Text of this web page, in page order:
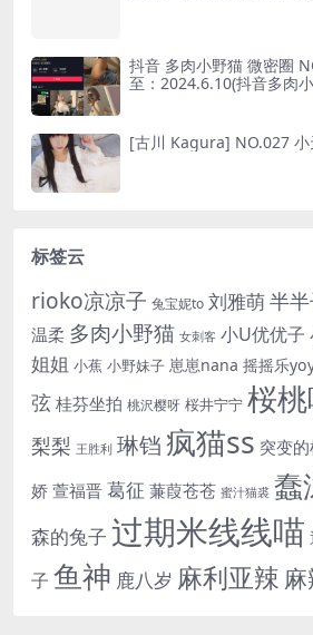
抖音 多肉小野猫 微密圈
至：2024.6.10(抖音多肉
[古川 Kagura] NO.027
标签云
rioko凉凉子 兔宝妮to 刘雅萌半
温柔 多肉小野猫 女刺客 小U优优子
姐姐 小蕉 小野妹子 崽崽nana 摇摇乐
弦 桂芬坐拍 桃沢樱呀 桜井宁宁 桜
梨梨 王胜利 琳铛疯猫ss 突变
娇 萱福晋葛征 蒹葭苍苍 蜜汁猫裘 蠢
森的兔子 过期米线线喵
子 鱼神 鹿八岁 麻利亚辣